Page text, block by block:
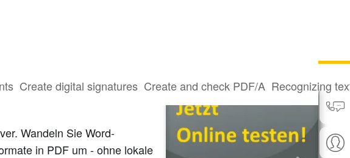
Create digital signatures Create and check PDF/A Recognizing
Wandeln Sie Word-
in PDF um - ohne lokale